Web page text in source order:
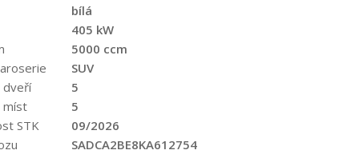
bílá
405 kW
5000 ccm
SUV
dveří
5
míst
5
STK
09/2026
SADCA2BE8KA612754